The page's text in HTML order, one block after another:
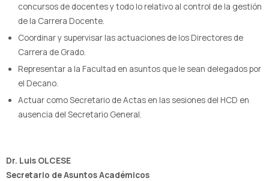
concursos de docentes y todo lo relativo al control de la gestión
de la Carrera Docente.
Coordinar y supervisar las actuaciones de los Directores de
Carrera de Grado.
Representar a la Facultad en asuntos que le sean delegados por
el Decano.
Actuar como Secretario de Actas en las sesiones del HCD en
ausencia del Secretario General.
Dr. Luis OLCESE
Secretario de Asuntos Académicos